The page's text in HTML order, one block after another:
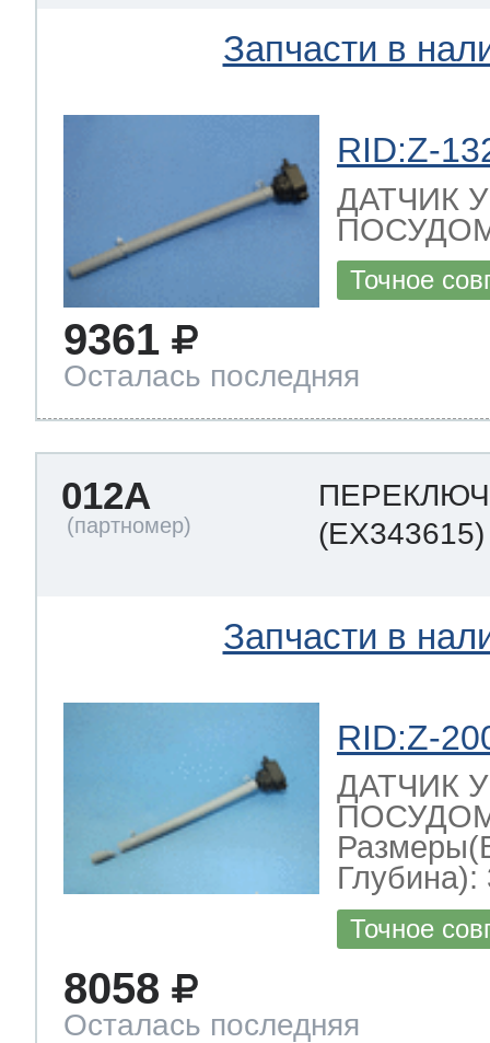
Запчасти в
RID:Z-
ДАТЧИК
Точное
9361
Осталась последняя
012A
(EX343615)
Запчасти в
RID:Z-
ДАТЧИК
Глубина):
Точное
8058
Осталась последняя